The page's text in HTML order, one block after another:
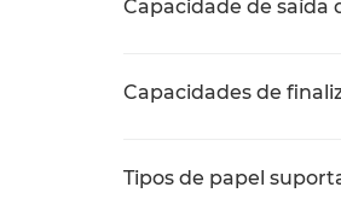
Capacidade de saída
Capacidades de
Tipos de papel